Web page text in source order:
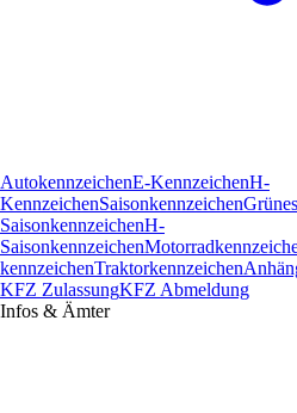
AutokennzeichenE-KennzeichenH-
KennzeichenSaisonkennzeichen
SaisonkennzeichenH-
Saisonkennzeichen
kennzeichenTraktorkennzeichen
KFZ ZulassungKFZ Abmeldung
Infos & Ämter